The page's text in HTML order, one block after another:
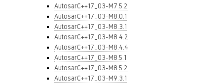
AutosarC++17_03-M7.5.2
AutosarC++17_03-M8.0.1
AutosarC++17_03-M8.3.1
AutosarC++17_03-M8.4.2
AutosarC++17_03-M8.4.4
AutosarC++17_03-M8.5.1
AutosarC++17_03-M8.5.2
AutosarC++17_03-M9.3.1